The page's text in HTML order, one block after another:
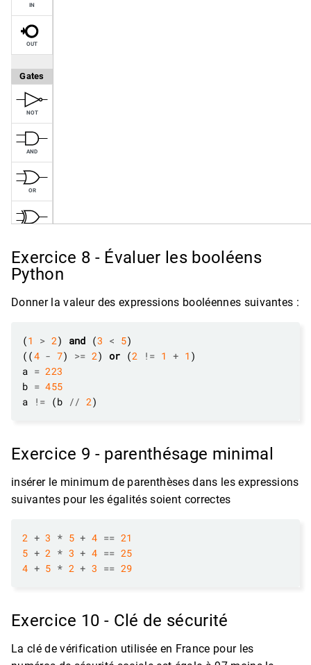
Exercice 8 - Évaluer les booléens
Python
Donner la valeur des expressions booléennes suivantes :
(1 > 2) and (3 < 5
((4 - 7) >= 2) or (2 != 1 + 1
a = 223
b = 455
a
!= (b // 2
Exercice 9 - parenthésage minimal
insérer le minimum de parenthèses dans les expressions
suivantes pour les égalités soient correctes
2 + 3 * 5 + 4 == 21
5 + 2 * 3 + 4 == 25
4 + 5 * 2 + 3 == 29
Exercice 10 - Clé de sécurité
La clé de vérification utilisée en France pour les